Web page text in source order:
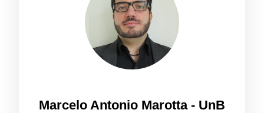
Marcelo Antonio Marotta - UnB